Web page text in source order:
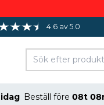
4.6 av 5.0
Beställ före 08t